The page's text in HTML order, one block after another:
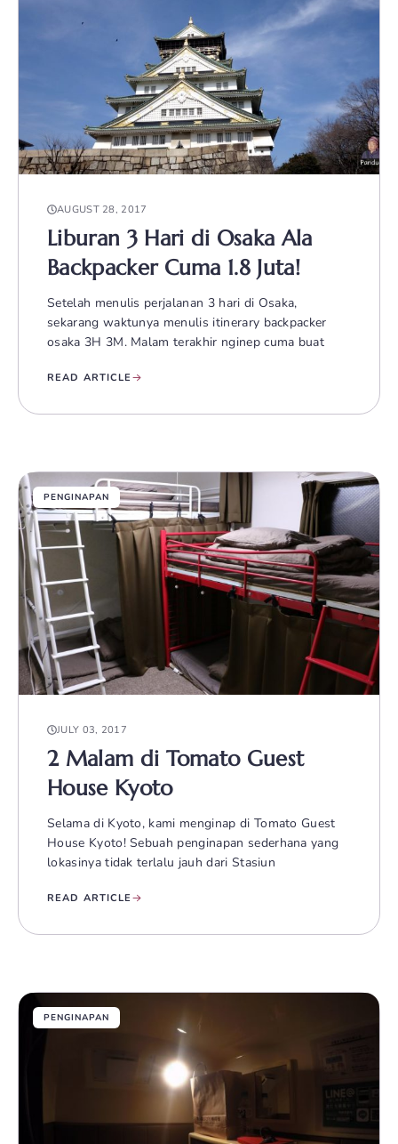
AUGUST 28, 2017
Liburan 3 Hari di Osaka Ala
Backpacker Cuma 1.8 Juta!
Setelah menulis perjalanan 3 hari di Osaka,
sekarang waktunya menulis itinerary backpacker
osaka 3H 3M. Malam terakhir nginep cuma buat
READ ARTICLE
PENGINAPAN
JULY 03, 2017
2 Malam di Tomato Guest
House Kyoto
Selama di Kyoto, kami menginap di Tomato Guest
House Kyoto! Sebuah penginapan sederhana yang
lokasinya tidak terlalu jauh dari Stasiun
READ ARTICLE
PENGINAPAN